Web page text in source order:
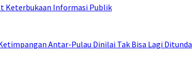
Keterbukaan Informasi Publik
Antar-Pulau Dinilai Tak Bisa Lagi Ditunda